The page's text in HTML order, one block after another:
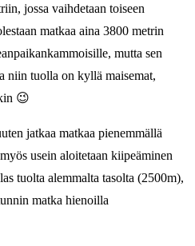
jossa vaihdetaan toiseen
matkaa aina 3800 metrin
mutta sen
niin tuolla on kyllä maisemat,
😉
jatkaa matkaa pienemmällä
usein aloitetaan kiipeäminen
tuolta alemmalta tasolta (2500m),
matka hienoilla